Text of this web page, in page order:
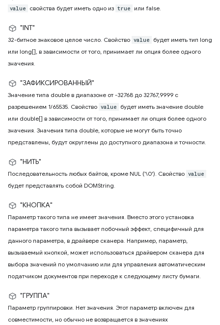
value свойства будет иметь одно из true или false.
"INT"
32-битное знаковое целое число. Свойство value
будет иметь тип long
или long[], в зависимости от того, принимает ли опция более одного
значения.
"ЗАФИКСИРОВАННЫЙ"
Значение типа double в диапазоне от -32768 до 32767,9999 с
разрешением 1/65535. Свойство value
будет иметь значение double
или double[] в зависимости от того, принимает ли опция более одного
значения. Значения типа double, которые не могут быть точно
представлены, будут округлены до доступного диапазона и точности.
"НИТЬ"
Последовательность любых байтов, кроме NUL ('\0'). Свойство value
будет представлять собой DOMString.
"КНОПКА"
Параметр такого типа не имеет значения. Вместо этого установка
параметра такого типа вызывает побочный эффект, специфичный для
данного параметра, в драйвере сканера. Например, параметр,
вызываемый кнопкой, может использоваться драйвером сканера для
выбора значений по умолчанию или для управления автоматическим
податчиком документов при переходе к следующему листу бумаги.
"ГРУППА"
Параметр группировки. Нет значения. Этот параметр включен для
совместимости, но обычно не возвращается в значениях